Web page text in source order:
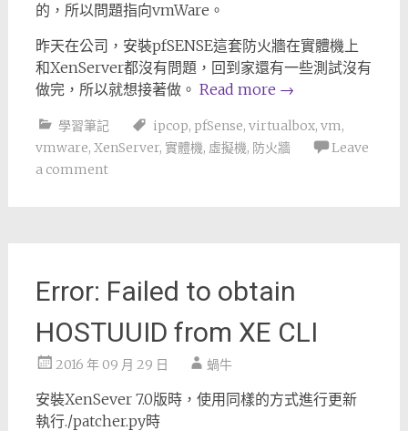
的，所以問題指向vmWare。
昨天在公司，安裝pfSENSE這套防火牆在實體機上
和XenServer都沒有問題，回到家還有一些測試沒有
做完，所以就想接著做。 Read more →
學習筆記 ipcop, pfSense, virtualbox, vm,
vmware, XenServer, 實體機, 虛擬機, 防火牆
Leave
a comment
Error: Failed to obtain
HOSTUUID from XE CLI
2016 年 09 月 29 日 蝸牛
安裝XenSever 7.0版時，使用同樣的方式進行更新
執行./patcher.py時